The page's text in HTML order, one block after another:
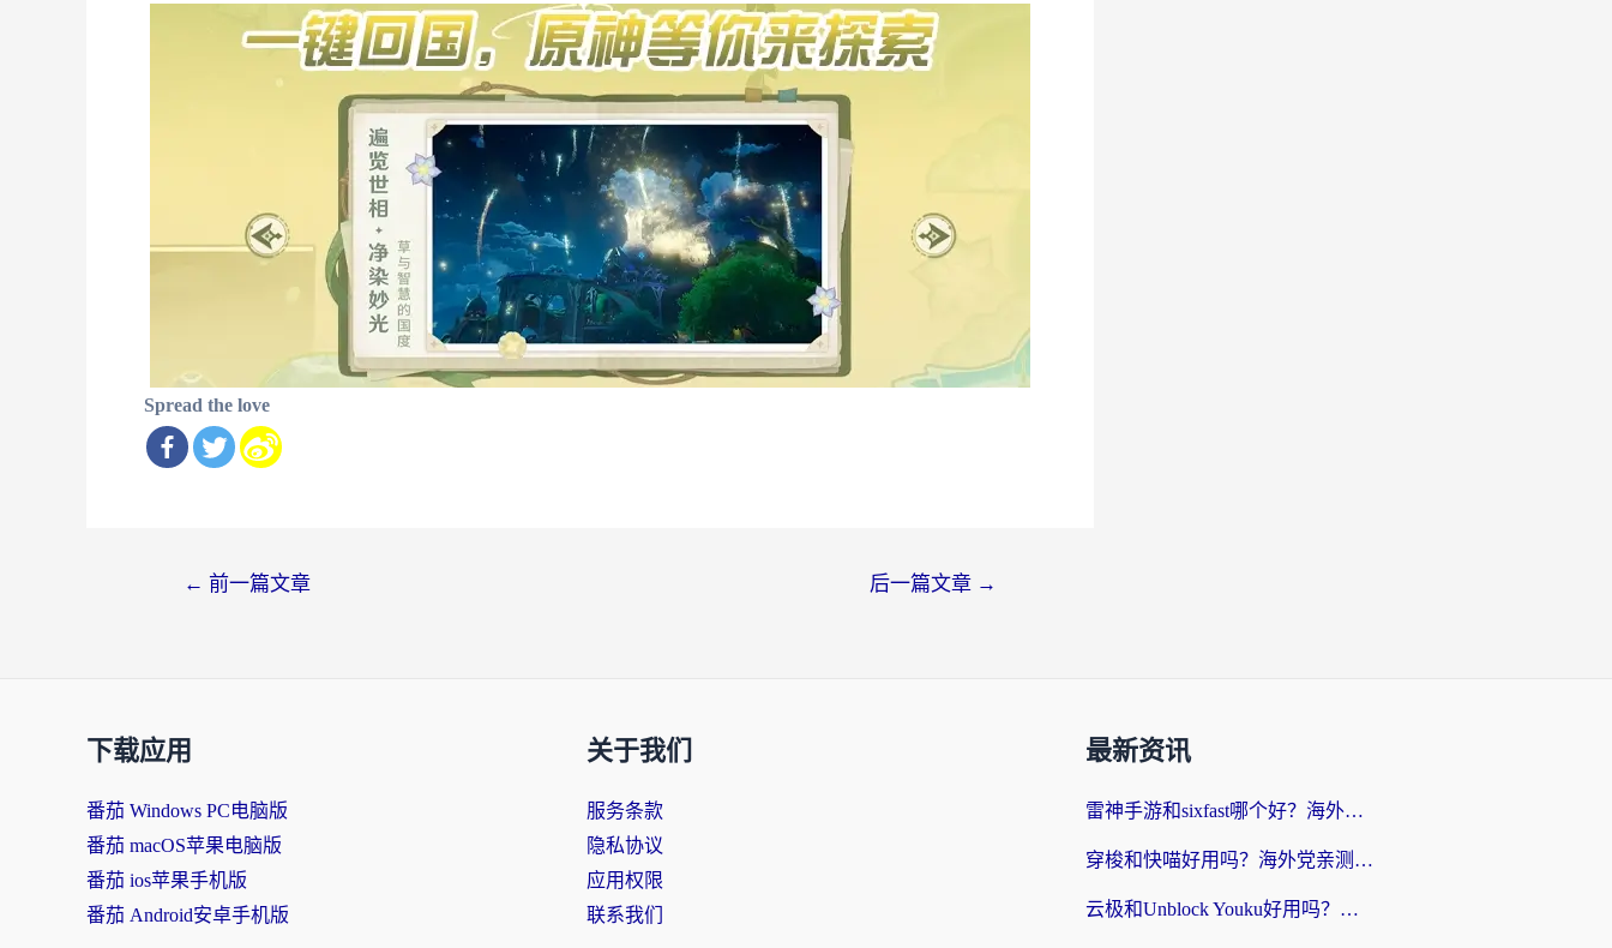
Spread the love
← 前一篇文章 后一篇文章 →
下载应用
番茄 Windows PC电脑版
番茄 macOS苹果电脑版
番茄 ios苹果手机版
番茄 Android安卓手机版
关于我们
服务条款
隐私协议
应用权限
联系我们
最新资讯
雷神手游和sixfast哪个好？海外党亲测3款回国加速器，教你选对不踩坑
穿梭和快喵好用吗？海外党亲测：小众加速器对比+番茄加速器深度体验
云极和Unblock Youku好用吗？海外党亲测+2026回国加速器避坑指南